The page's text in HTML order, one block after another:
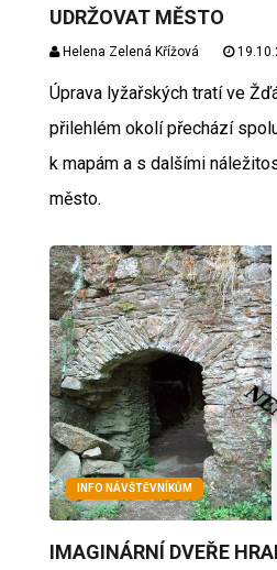
UDRŽOVAT MĚSTO
Helena Zelená Křížová
Úprava lyžařských tratí ve
přilehlém okolí přechází
k mapám a s dalšími
město.
INFO NÁVŠTĚVNÍKŮM
IMAGINÁRNÍ DVEŘE